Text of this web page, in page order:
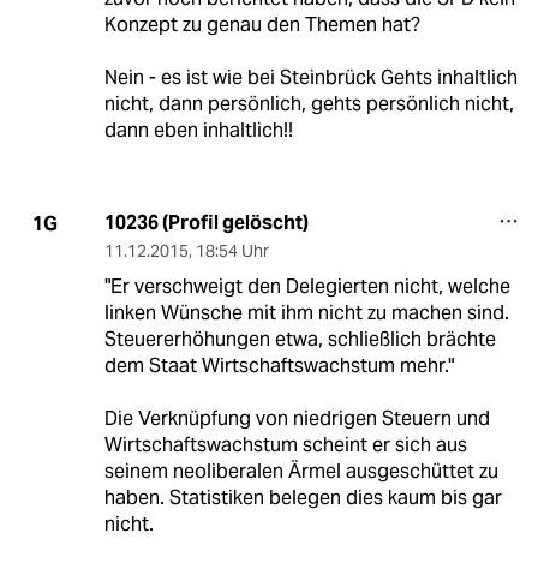
Konzept zu genau den Themen hat?
Nein - es ist wie bei Steinbrück Gehts inhaltlich
nicht, dann persönlich, gehts persönlich nicht,
dann eben inhaltlich!!
1G 10236 (Profil gelöscht)
11.12.2015, 18:54 Uhr
"Er verschweigt den Delegierten nicht, welche
linken Wünsche mit ihm nicht zu machen sind.
Steuererhöhungen etwa, schließlich brächte
dem Staat Wirtschaftswachstum mehr."
Die Verknüpfung von niedrigen Steuern und
Wirtschaftswachstum scheint er sich aus
seinem neoliberalen Ärmel ausgeschüttet zu
haben. Statistiken belegen dies kaum bis gar
nicht.